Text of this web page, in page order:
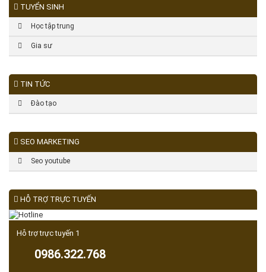
TUYỂN SINH
Học tập trung
Gia sư
TIN TỨC
Đào tạo
SEO MARKETING
Seo youtube
HỖ TRỢ TRỰC TUYẾN
Hỗ trợ trực tuyến 1
0986.322.768